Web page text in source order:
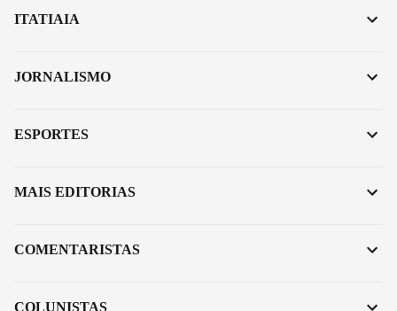
ITATIAIA
JORNALISMO
ESPORTES
MAIS EDITORIAS
COMENTARISTAS
COLUNISTAS